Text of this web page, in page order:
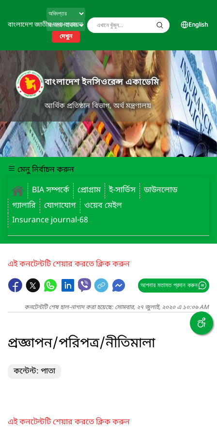
বাংলাদেশ জাতীয় তথ্য বাতায়ন
দেখুন
English
বাংলাদেশ ইনসিওরেন্স একাডেমি
আর্থিক প্রতিষ্ঠান বিভাগ, অর্থ মন্ত্রণালয়
মেনু নির্বাচন করুন
BIA সম্পর্কে
প্রোগ্রাম ই-সার্ভিস
ডাউনলোড
গ্যালারি
যোগাযোগ
ওয়েব মেইল
Insurance journal-68
এই কনটেন্টটি শেয়ার করতে ক্লিক করুন
আপনার মতামত প্রদান করুন
কনটেন্টটি শেষ হাল-নাগাদ করা হয়েছে: সোমবার, ২৭ জুলাই, ২০২০ এ ১০:০৬ AM
প্রজ্ঞাপন/পরিপত্র/নীতিমালা
কন্টেন্ট: পাতা
এই কনটেন্টটি শেয়ার করতে ক্লিক করুন